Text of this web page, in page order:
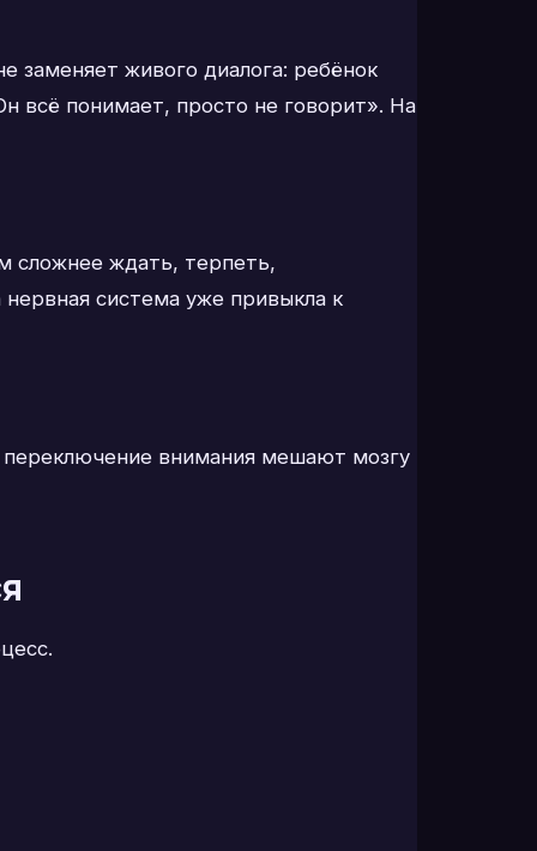
заменяет живого диалога: ребёнок
всё понимает, просто не говорит». На
сложнее ждать, терпеть,
система уже привыкла к
внимания мешают мозгу